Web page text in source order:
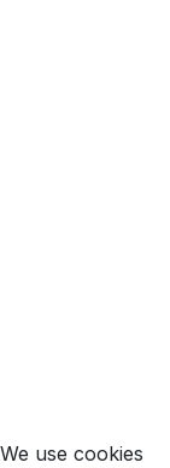
We use cookies